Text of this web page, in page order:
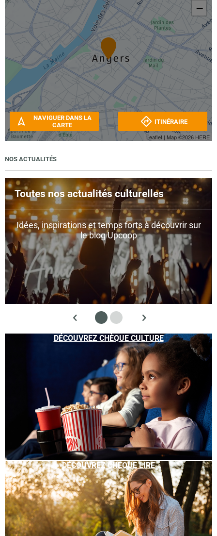
−
Leaflet | Map ©2026 HERE
NAVIGUER DANS LA
CARTE
ITINÉRAIRE
NOS ACTUALITÉS
Toutes nos actualités culturelles
Idées, inspirations et temps forts à découvrir sur
le blog Upcoop
DÉCOUVREZ CHÈQUE CULTURE
DÉCOUVREZ CHÈQUE LIRE